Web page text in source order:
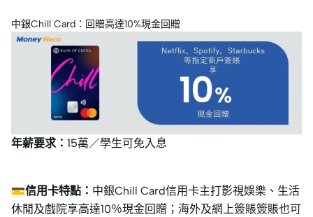
中銀Chill Card：回贈高達10%現金回贈
年薪要求： 15萬／學生可免入息
💳信用卡特點： 中銀Chill Card信用卡主打影視娛樂、生活
休閒及戲院享高達10％現金回贈；海外及網上簽賬簽賬也可